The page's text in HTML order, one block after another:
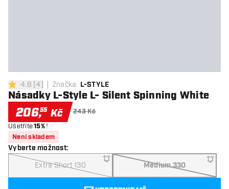
4.8 hodnoticí hvězdičky
4.8 [4] Značka: L-STYLE
Násadky L-Style L- Silent Spinning White
206,55 Kč 243 Kč
Ušetříte15% !
Není skladem
Vyberte možnost:
Extra Short 130 Medium 330